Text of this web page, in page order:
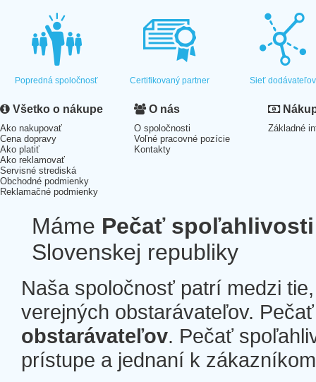
Popredná spoločnosť Certifikovaný partner Sieť dodávateľov
Všetko o nákupe
Ako nakupovať
Cena dopravy
Ako platiť
Ako reklamovať
Servisné strediská
Obchodné podmienky
Reklamačné podmienky
O nás
O spoločnosti
Voľné pracovné pozície
Kontakty
Základné
Máme Pečať spoľahlivosti
Slovenskej republiky
Naša spoločnosť patrí medzi
verejných obstarávateľov.
obstarávateľov. Pečať
prístupe a jednaní k